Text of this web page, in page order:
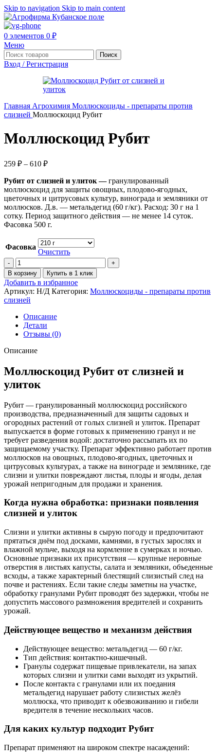
Skip to navigation Skip to main content
0 элементов 0 ₽
Меню
Поиск
Вход / Регистрация
Главная Агрохимия Моллюскоциды - препараты против
слизней Моллюскоцид Рубит
Моллюскоцид Рубит
259 ₽ – 610 ₽
Рубит от слизней и улиток —гранулированный
моллюскоцид для защиты овощных, плодово-ягодных,
цветочных и цитрусовых культур, винограда и земляники от
моллюсков. Д.в. — метальдегид (60 г/кг). Расход: 30 г на 1
сотку. Период защитного действия — не менее 14 суток.
Фасовка 500 г.
Фасовка
Очистить
В корзину Купить в 1 клик
Добавить в избранное
Артикул: Н/Д Категория: Моллюскоциды - препараты против
слизней
Описание
Детали
Отзывы (0)
Описание
Моллюскоцид Рубит от слизней и
улиток
Рубит — гранулированный моллюскоцид российского
производства, предназначенный для защиты садовых и
огородных растений от голых слизней и улиток. Препарат
выпускается в форме готовых к применению гранул и не
требует разведения водой: достаточно рассыпать их по
защищаемому участку. Препарат эффективно работает против
моллюсков на овощных, плодово-ягодных, цветочных и
цитрусовых культурах, а также на винограде и землянике, где
слизни и улитки повреждают листья, плоды и ягоды, делая
урожай непригодным для продажи и хранения.
Когда нужна обработка: признаки появления
слизней и улиток
Слизни и улитки активны в сырую погоду и предпочитают
прятаться днём под досками, камнями, в густых зарослях и
влажной мульче, выходя на кормление в сумерках и ночью.
Основные признаки их присутствия — крупные неровные
отверстия в листьях капусты, салата и земляники, объеденные
всходы, а также характерный блестящий слизистый след на
почве и растениях. Если такие следы заметны на участке,
обработку гранулами Рубит проводят без задержки, чтобы не
допустить массового размножения вредителей и сохранить
урожай.
Действующее вещество и механизм действия
Действующее вещество: метальдегид — 60 г/кг.
Тип действия: контактно-кишечный.
Гранулы содержат пищевые привлекатели, на запах
которых слизни и улитки сами выходят из укрытий.
После контакта с гранулами или их поедания
метальдегид нарушает работу слизистых желёз
моллюска, что приводит к обезвоживанию и гибели
вредителя в течение нескольких часов.
Для каких культур подходит Рубит
Препарат применяют на широком спектре насаждений: